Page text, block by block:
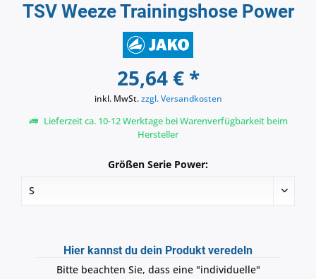
TSV Weeze Trainingshose Power
25,64 € *
inkl. MwSt.zzgl. Versandkosten
Lieferzeit ca. 10-12 Werktage bei Warenverfügbarkeit beim
Hersteller
Größen Serie Power:
Hier kannst du dein Produkt veredeln
Bitte beachten Sie, dass eine "individuelle"